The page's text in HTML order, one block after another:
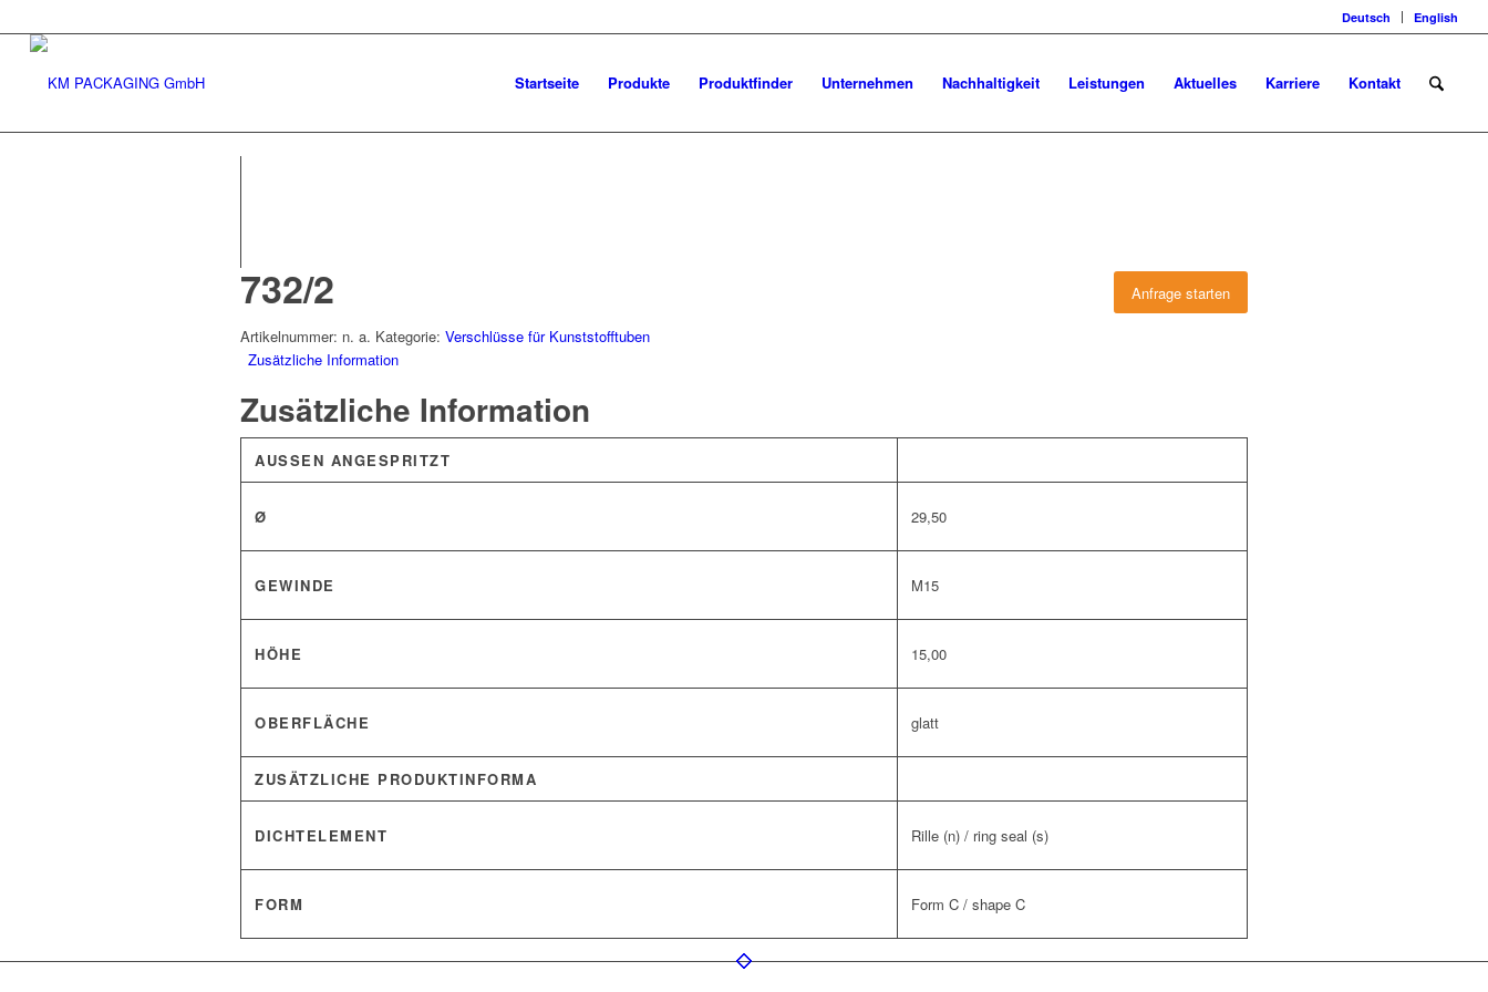
Deutsch English
Startseite Produkte Produktfinder Unternehmen Nachhaltigkeit Leistungen Aktuelles Karriere Kontakt
Anfrage starten
732/2
Artikelnummer: n. a. Kategorie: Verschlüsse für Kunststofftuben
Zusätzliche Information
Zusätzliche Information
AUSSEN ANGESPRITZT
Ø 29,50
GEWINDE M15
HÖHE 15,00
OBERFLÄCHE glatt
ZUSÄTZLICHE PRODUKTINFORMA
DICHTELEMENT Rille (n) / ring seal (s)
FORM Form C / shape C